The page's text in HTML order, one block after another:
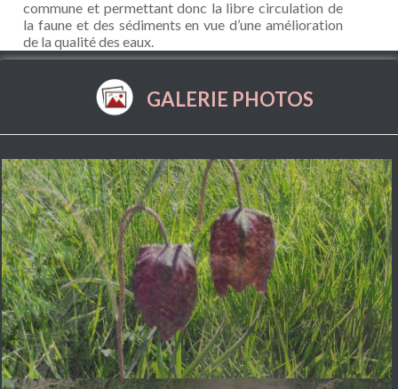
commune et permettant donc la libre circulation de
la faune et des sédiments en vue d’une amélioration
de la qualité des eaux.
GALERIE PHOTOS